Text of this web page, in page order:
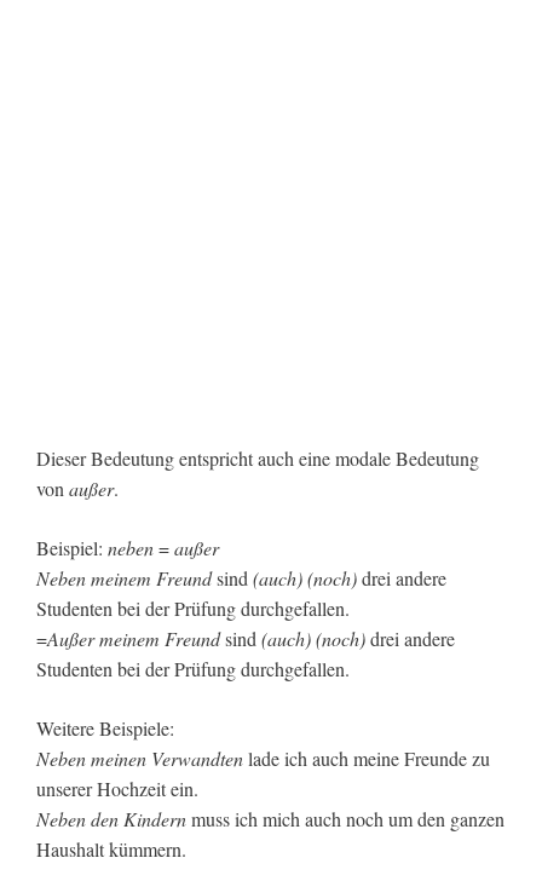
Dieser Bedeutung entspricht auch eine modale Bedeutung
von außer.
Beispiel: neben=außer
Neben meinem Freundsind (auch) (noch)drei andere
Studenten bei der Prüfung durchgefallen.
=Außer meinem Freundsind (auch) (noch)drei andere
Studenten bei der Prüfung durchgefallen.
Weitere Beispiele:
Neben meinen Verwandtenlade ich auch meine Freunde zu
unserer Hochzeit ein.
Neben den Kindernmuss ich mich auch noch um den ganzen
Haushalt kümmern.